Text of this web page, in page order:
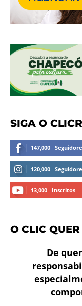
SIGA O
147,000
120,000
13,000 Inscritos
O CLIC
De